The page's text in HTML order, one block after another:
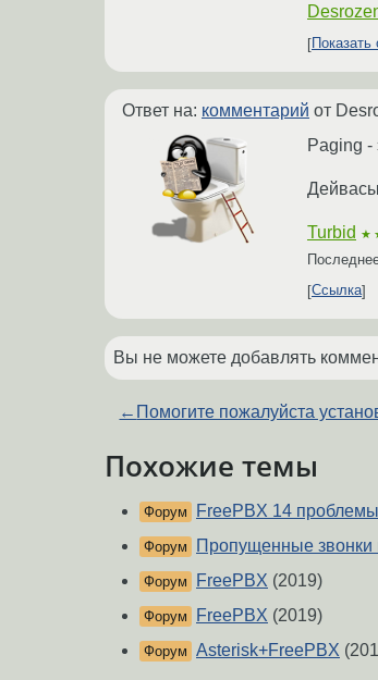
Показать
Ответ на: комментарий от
Paging -
Дейвасы
Turbid
Ссылка
Вы не можете добавлять
← Помогите пожалуйста
Похожие темы
Форум FreePBX 14
Форум Пропущенные звонки
Форум FreePBX (2019)
Форум FreePBX (2019)
Форум Asterisk+FreePBX